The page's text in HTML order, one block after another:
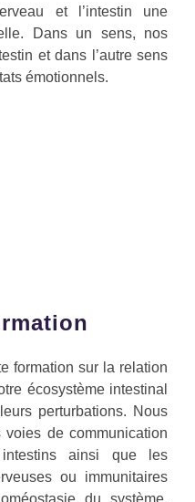
et l’intestin une
Dans un sens, nos
et dans l’autre sens
émotionnels.
formation sur la relation
écosystème intestinal
perturbations. Nous
de communication
ainsi que les
ou immunitaires